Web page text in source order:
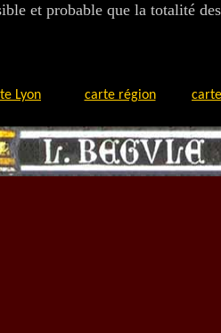
et probable que la totalité
Lyon carte région